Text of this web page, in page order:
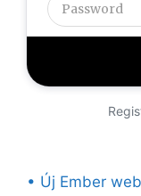
• Új Ember